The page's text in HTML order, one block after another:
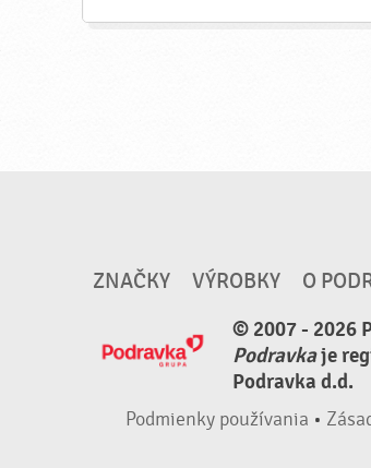
ZNAČKY VÝROBKY O
© 2007 - 2026
Podravkaje
Podravka d.d.
Podmienky používania •